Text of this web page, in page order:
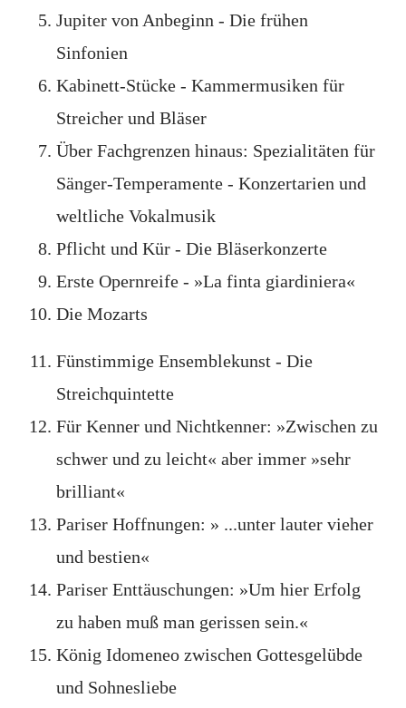
Jupiter von Anbeginn - Die frühen
Sinfonien
Kabinett-Stücke - Kammermusiken für
Streicher und Bläser
Über Fachgrenzen hinaus: Spezialitäten für
Sänger-Temperamente - Konzertarien und
weltliche Vokalmusik
Pflicht und Kür - Die Bläserkonzerte
Erste Opernreife - »La finta giardiniera«
Die Mozarts
Fünstimmige Ensemblekunst - Die
Streichquintette
Für Kenner und Nichtkenner: »Zwischen zu
schwer und zu leicht« aber immer »sehr
brilliant«
Pariser Hoffnungen: » ...unter lauter vieher
und bestien«
Pariser Enttäuschungen: »Um hier Erfolg
zu haben muß man gerissen sein.«
König Idomeneo zwischen Gottesgelübde
und Sohnesliebe